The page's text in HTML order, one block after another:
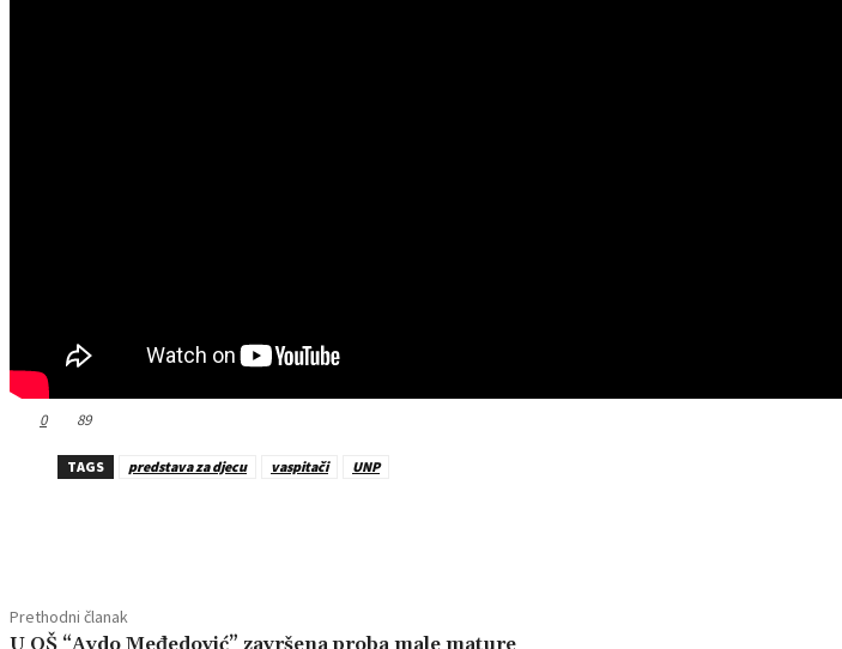
0 89
TAGS predstava za djecu vaspitači UNP
Prethodni članak